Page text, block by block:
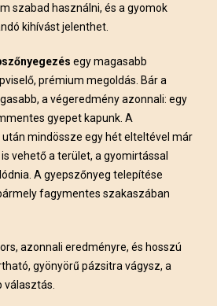
szabad használni, és a gyomok
kihívást jelenthet.
egy magasabb
prémium megoldás. Bár a
a végeredmény azonnali: egy
gyepet kapunk. A
mindössze egy hét elteltével már
vehető a terület, a gyomirtással
A gyepszőnyeg telepítése
fagymentes szakaszában
azonnali eredményre, és hosszú
gyönyörű pázsitra vágysz, a
választás.